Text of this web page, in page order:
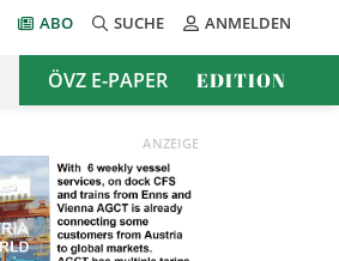
ABO SUCHE ANMELDEN
ÖVZ E-PAPER EDITION
ANZEIGE